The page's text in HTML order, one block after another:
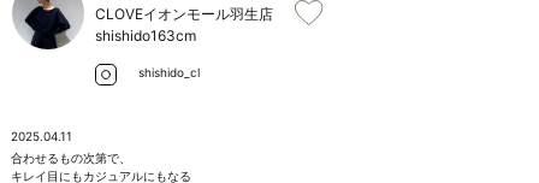
CLOVEイオンモール羽生店
shishido163cm
shishido_cl
2025.04.11
合わせるもの次第で、
キレイ目にもカジュアルにもなる